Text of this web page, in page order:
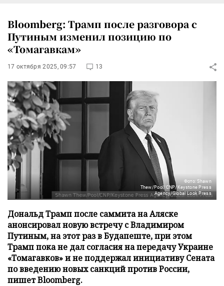
Bloomberg: Трамп после разговора с
Путиным изменил позицию по
«Томагавкам»
17 октября 2025, 09:57 13
Фото: Shawn
Thew/Pool/CNP/Keystone Press
Agency/Global Look Press
Дональд Трамп после саммита на Аляске
анонсировал новую встречу с Владимиром
Путиным, на этот раз в Будапеште, при этом
Трамп пока не дал согласия на передачу Украине
«Томагавков» и не поддержал инициативу Сената
по введению новых санкций против России,
пишет Bloomberg.